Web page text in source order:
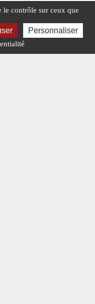
le contrôle sur ceux que
Personnaliser